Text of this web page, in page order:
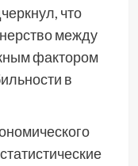
что
между
фактором
в